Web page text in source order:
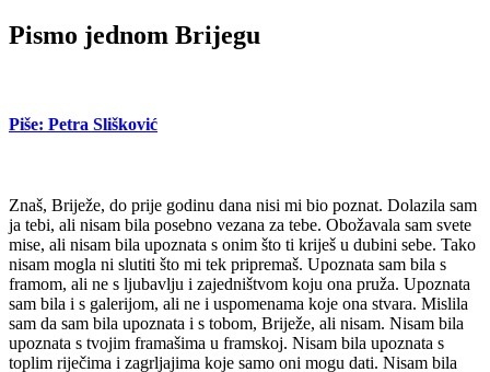
Pismo jednom Brijegu
Piše: Petra Slišković
Znaš, Briježe, do prije godinu dana nisi mi bio poznat. Dolazila sam
ja tebi, ali nisam bila posebno vezana za tebe. Obožavala sam svete
mise, ali nisam bila upoznata s onim što ti kriješ u dubini sebe. Tako
nisam mogla ni slutiti što mi tek pripremaš. Upoznata sam bila s
framom, ali ne s ljubavlju i zajedništvom koju ona pruža. Upoznata
sam bila i s galerijom, ali ne i uspomenama koje ona stvara. Mislila
sam da sam bila upoznata i s tobom, Briježe, ali nisam. Nisam bila
upoznata s tvojim framašima u framskoj. Nisam bila upoznata s
toplim riječima i zagrljajima koje samo oni mogu dati. Nisam bila